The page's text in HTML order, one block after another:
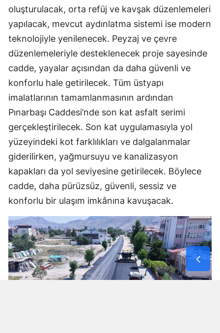
oluşturulacak, orta refüj ve kavşak düzenlemeleri
yapılacak, mevcut aydınlatma sistemi ise modern
teknolojiyle yenilenecek. Peyzaj ve çevre
düzenlemeleriyle desteklenecek proje sayesinde
cadde, yayalar açısından da daha güvenli ve
konforlu hale getirilecek. Tüm üstyapı
imalatlarının tamamlanmasının ardından
Pınarbaşı Caddesi’nde son kat asfalt serimi
gerçekleştirilecek. Son kat uygulamasıyla yol
yüzeyindeki kot farklılıkları ve dalgalanmalar
giderilirken, yağmursuyu ve kanalizasyon
kapakları da yol seviyesine getirilecek. Böylece
cadde, daha pürüzsüz, güvenli, sessiz ve
konforlu bir ulaşım imkânına kavuşacak.